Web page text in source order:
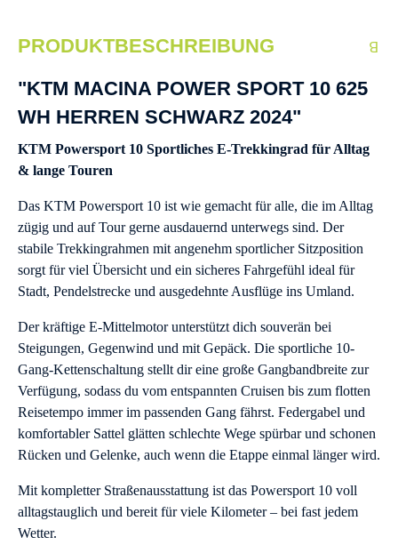
PRODUKTBESCHREIBUNG
"KTM MACINA POWER SPORT 10 625
WH HERREN SCHWARZ 2024"
KTM Powersport 10 Sportliches E-Trekkingrad für Alltag
& lange Touren
Das KTM Powersport 10 ist wie gemacht für alle, die im Alltag
zügig und auf Tour gerne ausdauernd unterwegs sind. Der
stabile Trekkingrahmen mit angenehm sportlicher Sitzposition
sorgt für viel Übersicht und ein sicheres Fahrgefühl ideal für
Stadt, Pendelstrecke und ausgedehnte Ausflüge ins Umland.
Der kräftige E-Mittelmotor unterstützt dich souverän bei
Steigungen, Gegenwind und mit Gepäck. Die sportliche 10-
Gang-Kettenschaltung stellt dir eine große Gangbandbreite zur
Verfügung, sodass du vom entspannten Cruisen bis zum flotten
Reisetempo immer im passenden Gang fährst. Federgabel und
komfortabler Sattel glätten schlechte Wege spürbar und schonen
Rücken und Gelenke, auch wenn die Etappe einmal länger wird.
Mit kompletter Straßenausstattung ist das Powersport 10 voll
alltagstauglich und bereit für viele Kilometer – bei fast jedem
Wetter.